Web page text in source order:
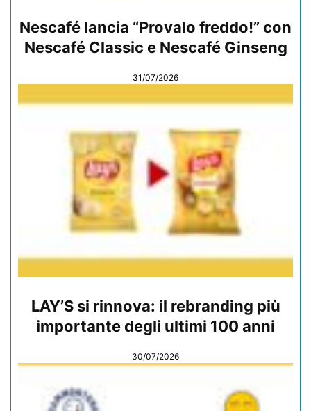
Nescafé lancia “Provalo freddo!” con
Nescafé Classic e Nescafé Ginseng
31/07/2026
LAY’S si rinnova: il rebranding più
importante degli ultimi 100 anni
30/07/2026